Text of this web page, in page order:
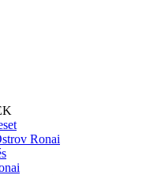
Ronai